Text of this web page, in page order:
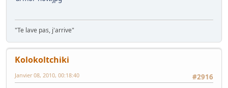
"Te lave pas, j'arrive"
Kolokoltchiki
#2916
Janvier 08, 2010, 00:18:40